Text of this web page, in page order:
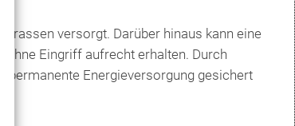
versorgt. Darüber hinaus kann eine
ohne Eingriff aufrecht erhalten. Durch
permanente Energieversorgung gesichert